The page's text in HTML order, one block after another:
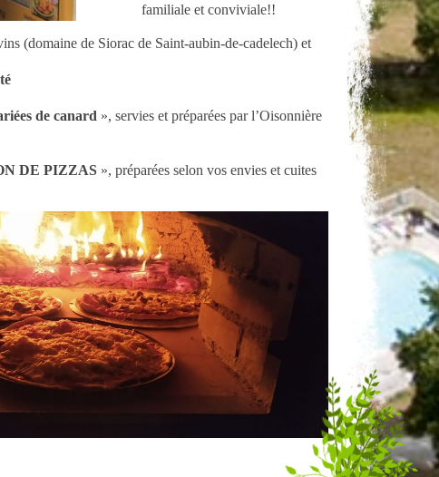
familiale et conviviale!!
(domaine de Siorac de Saint-aubin-de-cadelech) et
de canard », servies et préparées par l’Oisonnière
DE PIZZAS», préparées selon vos envies et cuites